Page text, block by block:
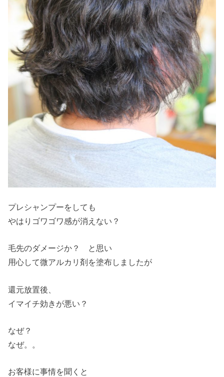
プレシャンプーをしても
やはりゴワゴワ感が消えない？
毛先のダメージか？ と思い
用心して微アルカリ剤を塗布しましたが
還元放置後、
イマイチ効きが悪い？
なぜ？
なぜ。。
お客様に事情を聞くと